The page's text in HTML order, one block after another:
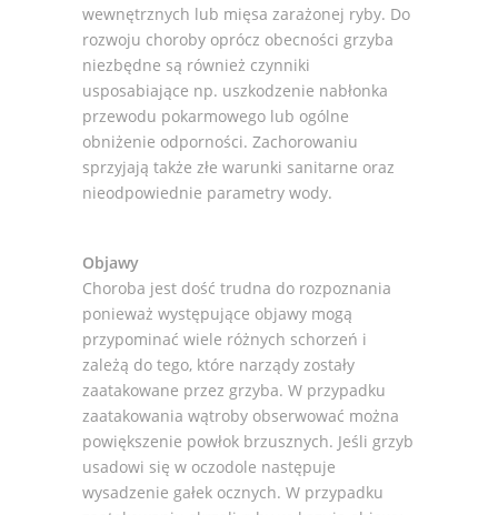
wewnętrznych lub mięsa zarażonej ryby. Do
rozwoju choroby oprócz obecności grzyba
niezbędne są również czynniki
usposabiające np. uszkodzenie nabłonka
przewodu pokarmowego lub ogólne
obniżenie odporności. Zachorowaniu
sprzyjają także złe warunki sanitarne oraz
nieodpowiednie parametry wody.
Objawy
Choroba jest dość trudna do rozpoznania
ponieważ występujące objawy mogą
przypominać wiele różnych schorzeń i
zależą do tego, które narządy zostały
zaatakowane przez grzyba. W przypadku
zaatakowania wątroby obserwować można
powiększenie powłok brzusznych. Jeśli grzyb
usadowi się w oczodole następuje
wysadzenie gałek ocznych. W przypadku